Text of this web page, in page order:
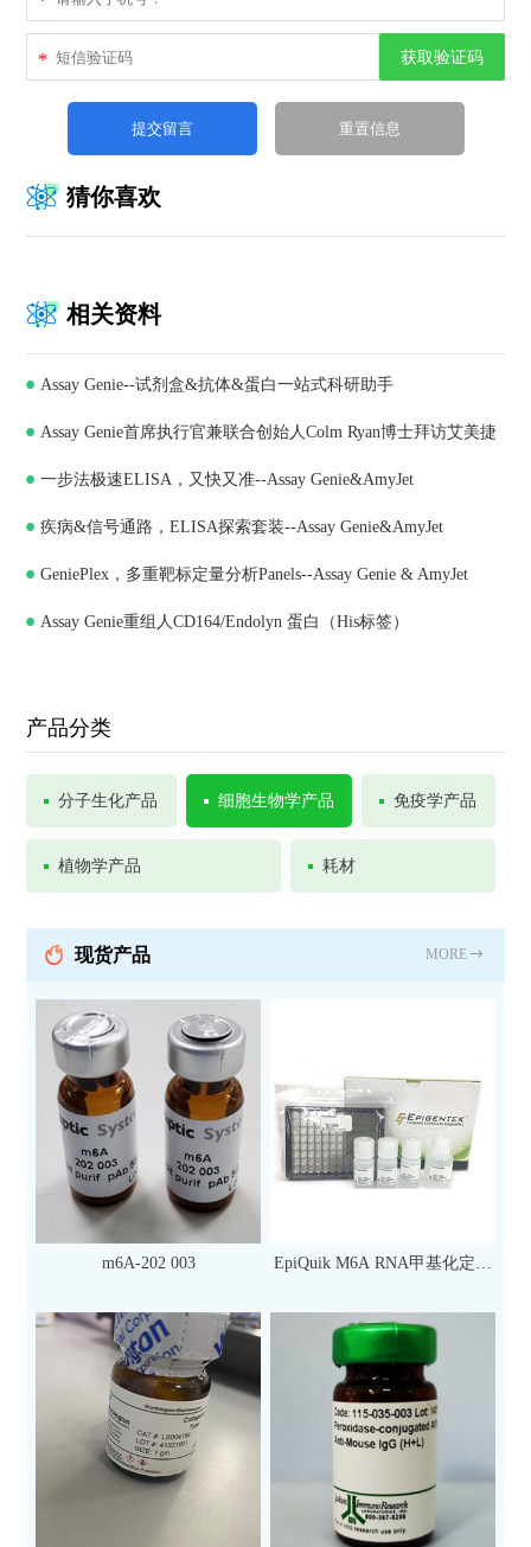
* 获取验证码
猜你喜欢
相关资料
Assay Genie--试剂盒&抗体&蛋白一站式科研助手
Assay Genie首席执行官兼联合创始人Colm Ryan博士拜访艾美捷
科技，深化合作共谋发展
一步法极速ELISA，又快又准--Assay Genie&AmyJet
疾病&信号通路，ELISA探索套装--Assay Genie&AmyJet
GeniePlex，多重靶标定量分析Panels--Assay Genie & AmyJet
Assay Genie重组人CD164/Endolyn 蛋白（His标签）
产品分类
分子生化产品 细胞生物学产品 免疫学产品
植物学产品 耗材
现货产品 MORE
m6A-202 003
EpiQuik M6A RNA甲基化定量
次）